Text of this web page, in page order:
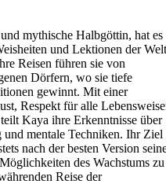
mythische Halbgöttin, hat es
und Lektionen der
Reisen führen sie von
Dörfern, wo sie tiefe
gewinnt. Mit einer
Respekt für alle
Kaya ihre Erkenntnisse über
mentale Techniken. Ihr Ziel
nach der besten Version
des Wachstums zu
Reise der